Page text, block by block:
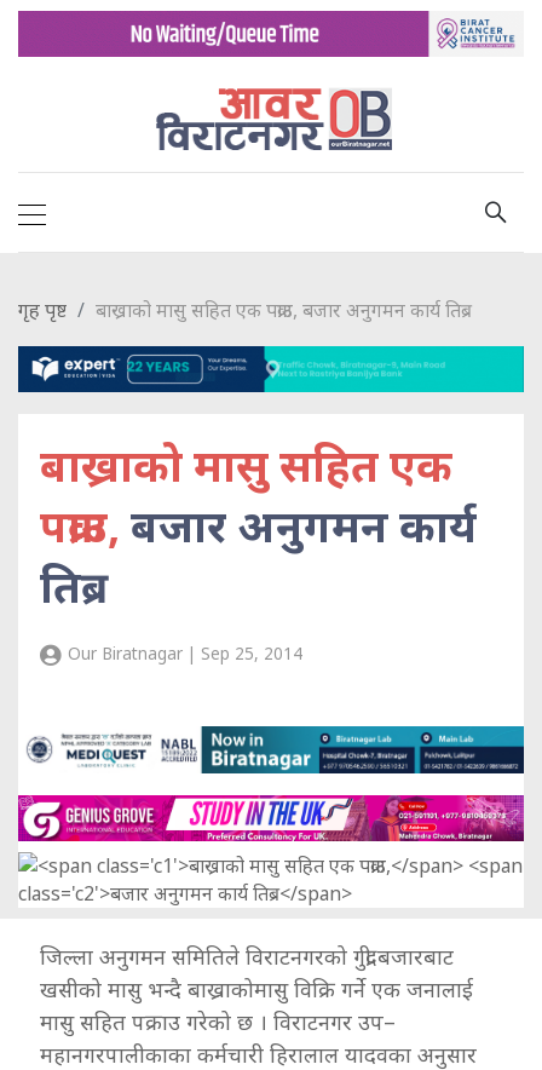
गृह पृष्ट बाख्राको मासु सहित एक पक्राउ, बजार अनुगमन कार्य तिब्र
बाख्राको मासु सहित एक
पक्राउ, बजार अनुगमन कार्य
तिब्र
Our Biratnagar | Sep 25, 2014
जिल्ला अनुगमन समितिले विराटनगरको गुद्री बजारबाट
खसीको मासु भन्दै बाख्राकोमासु विक्रि गर्ने एक जनालाई
मासु सहित पक्राउ गरेको छ । विराटनगर उप–
महानगरपालीकाका कर्मचारी हिरालाल यादवका अनुसार